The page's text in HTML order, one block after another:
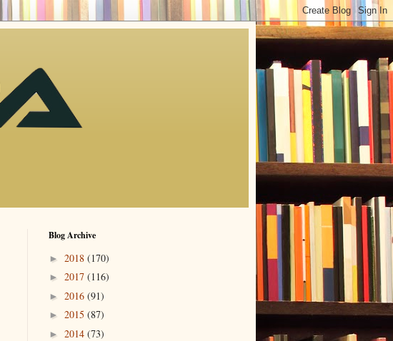
Blog Archive
► 2018 (170)
► 2017 (116)
► 2016 (91)
► 2015 (87)
► 2014 (73)